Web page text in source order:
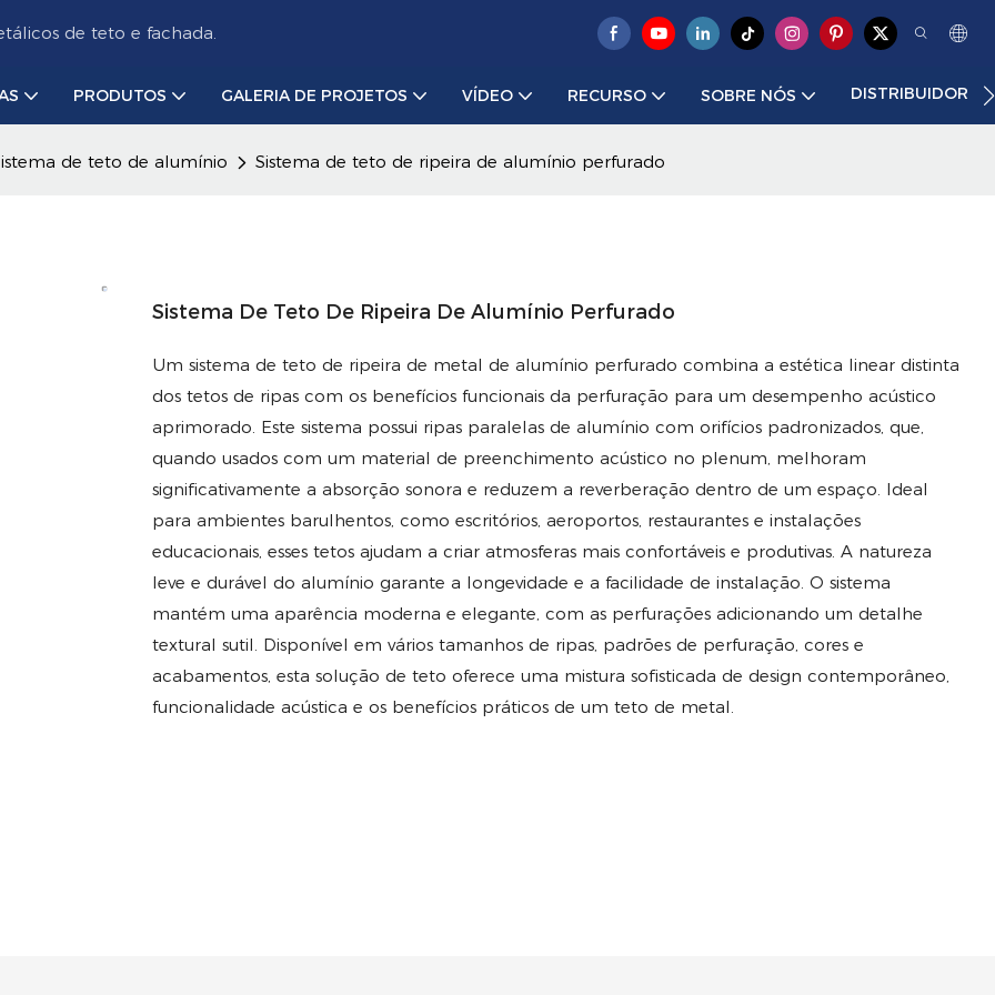
de teto e fachada.
PRODUTOS GALERIA DE PROJETOS VÍDEO RECURSO SOBRE NÓS DISTRIBUIDOR
de teto de alumínio Sistema de teto de ripeira de alumínio perfurado
Sistema De Teto De Ripeira De Alumínio Perfurado
Um sistema de teto de ripeira de metal de alumínio perfurado combina a estética linear distinta
dos tetos de ripas com os benefícios funcionais da perfuração para um desempenho acústico
aprimorado. Este sistema possui ripas paralelas de alumínio com orifícios padronizados, que,
quando usados ​​com um material de preenchimento acústico no plenum, melhoram
significativamente a absorção sonora e reduzem a reverberação dentro de um espaço. Ideal
para ambientes barulhentos, como escritórios, aeroportos, restaurantes e instalações
educacionais, esses tetos ajudam a criar atmosferas mais confortáveis ​​e produtivas. A natureza
leve e durável do alumínio garante a longevidade e a facilidade de instalação. O sistema
mantém uma aparência moderna e elegante, com as perfurações adicionando um detalhe
textural sutil. Disponível em vários tamanhos de ripas, padrões de perfuração, cores e
acabamentos, esta solução de teto oferece uma mistura sofisticada de design contemporâneo,
funcionalidade acústica e os benefícios práticos de um teto de metal.